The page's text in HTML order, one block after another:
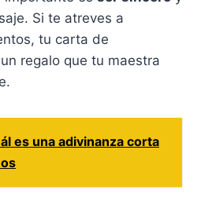
Si te atreves a
tu carta de
regalo que tu maestra
es una adivinanza corta